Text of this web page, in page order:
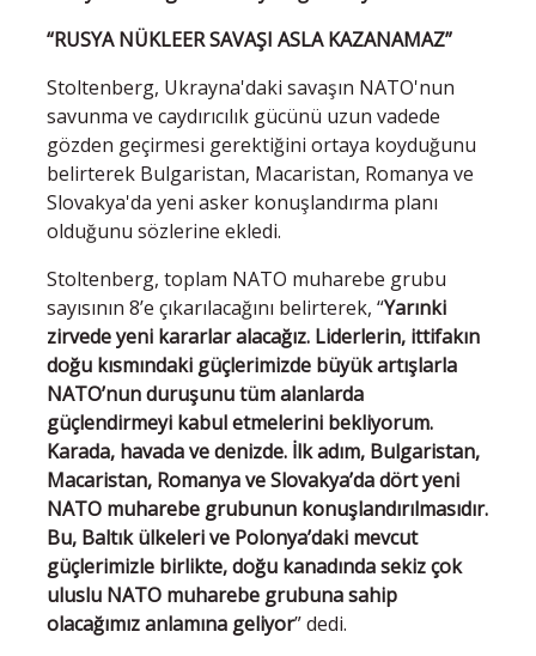
“RUSYA NÜKLEER SAVAŞI ASLA KAZANAMAZ”
Stoltenberg, Ukrayna'daki savaşın NATO'nun
savunma ve caydırıcılık gücünü uzun vadede
gözden geçirmesi gerektiğini ortaya koyduğunu
belirterek Bulgaristan, Macaristan, Romanya ve
Slovakya'da yeni asker konuşlandırma planı
olduğunu sözlerine ekledi.
Stoltenberg, toplam NATO muharebe grubu
sayısının 8’e çıkarılacağını belirterek, “Yarınki
zirvede yeni kararlar alacağız. Liderlerin, ittifakın
doğu kısmındaki güçlerimizde büyük artışlarla
NATO’nun duruşunu tüm alanlarda
güçlendirmeyi kabul etmelerini bekliyorum.
Karada, havada ve denizde. İlk adım, Bulgaristan,
Macaristan, Romanya ve Slovakya’da dört yeni
NATO muharebe grubunun konuşlandırılmasıdır.
Bu, Baltık ülkeleri ve Polonya’daki mevcut
güçlerimizle birlikte, doğu kanadında sekiz çok
uluslu NATO muharebe grubuna sahip
olacağımız anlamına geliyor” dedi.